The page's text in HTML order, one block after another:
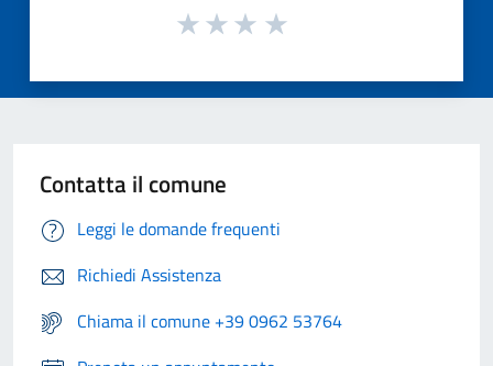
Contatta il comune
Leggi le domande frequenti
Richiedi Assistenza
Chiama il comune +39 0962 53764